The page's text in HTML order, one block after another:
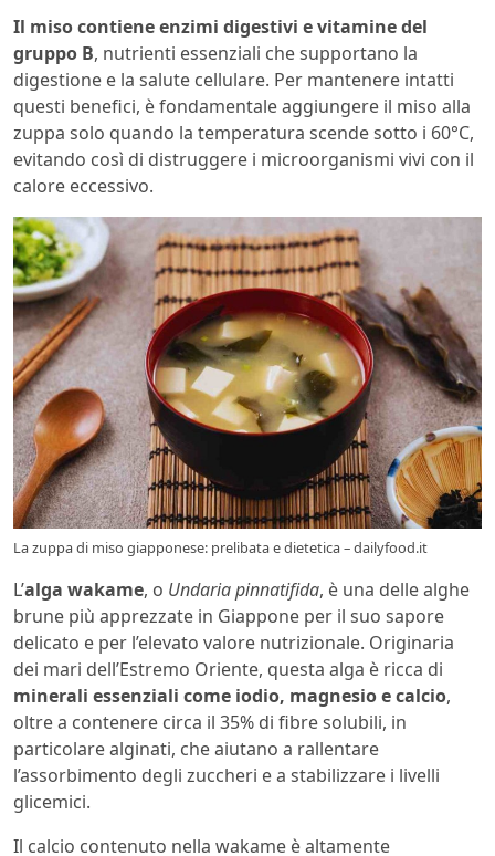
Il miso contiene enzimi digestivi e vitamine del
gruppo B, nutrienti essenziali che supportano la
digestione e la salute cellulare. Per mantenere intatti
questi benefici, è fondamentale aggiungere il miso alla
zuppa solo quando la temperatura scende sotto i 60°C,
evitando così di distruggere i microorganismi vivi con il
calore eccessivo.
La zuppa di miso giapponese: prelibata e dietetica – dailyfood.it
L’alga wakame, o Undaria pinnatifida, è una delle alghe
brune più apprezzate in Giappone per il suo sapore
delicato e per l’elevato valore nutrizionale. Originaria
dei mari dell’Estremo Oriente, questa alga è ricca di
minerali essenziali come iodio, magnesio e calcio,
oltre a contenere circa il 35% di fibre solubili, in
particolare alginati, che aiutano a rallentare
l’assorbimento degli zuccheri e a stabilizzare i livelli
glicemici.
Il calcio contenuto nella wakame è altamente